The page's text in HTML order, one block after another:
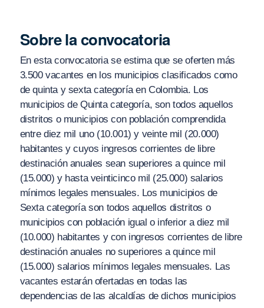
Sobre la convocatoria
En esta convocatoria se estima que se oferten más
3.500 vacantes en los municipios clasificados como
de quinta y sexta categoría en Colombia. Los
municipios de Quinta categoría, son todos aquellos
distritos o municipios con población comprendida
entre diez mil uno (10.001) y veinte mil (20.000)
habitantes y cuyos ingresos corrientes de libre
destinación anuales sean superiores a quince mil
(15.000) y hasta veinticinco mil (25.000) salarios
mínimos legales mensuales. Los municipios de
Sexta categoría son todos aquellos distritos o
municipios con población igual o inferior a diez mil
(10.000) habitantes y con ingresos corrientes de libre
destinación anuales no superiores a quince mil
(15.000) salarios mínimos legales mensuales. Las
vacantes estarán ofertadas en todas las
dependencias de las alcaldías de dichos municipios